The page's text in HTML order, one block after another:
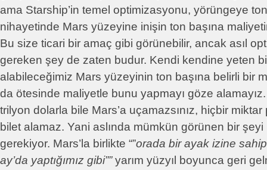
ama Starship’in temel optimizasyonu, yörüngeye
nihayetinde Mars yüzeyine inişin ton başına
Bu size ticari bir amaç gibi görünebilir, ancak asıl
gereken şey de zaten budur. Kendi kendine yeten
alabileceğimiz Mars yüzeyinin ton başına belirli bir
da ötesinde maliyetle bunu yapmayı göze
trilyon dolarla bile Mars’a uçamazsınız, hiçbir miktar
bilet alamaz. Yani aslında mümkün görünen bir
gerekiyor. Mars’la birlikte “”orada bir ayak izine
ay’da yaptığımız gibi””yarım yüzyıl boyunca geri